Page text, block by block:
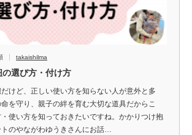
takaishilma
選び方・付け方
けど、正しい使い方を知らない人が意外と多
を守り、親子の絆を育む大切な道具だからこ
使い方を知っておきたいですね。かかりつけ抱
トのやながわゆうきさんにお話…